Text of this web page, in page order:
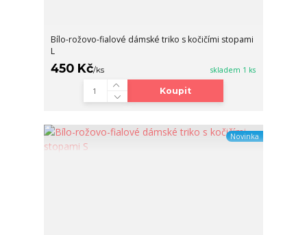
Bílo-rožovo-fialové dámské triko s kočičími stopami
L
450 Kč/ks skladem 1 ks
Koupit
Novinka